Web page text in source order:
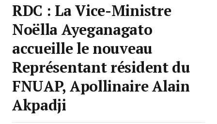
RDC : La Vice-Ministre
Noëlla Ayeganagato
accueille le nouveau
Représentant résident du
FNUAP, Apollinaire Alain
Akpadji